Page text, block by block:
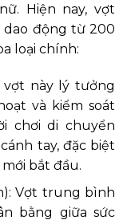
Hiện nay, vợt
động từ 200
loại chính:
vợt này lý tưởng
và kiểm soát
chơi di chuyển
tay, đặc biệt
bắt đầu.
Vợt trung bình
bằng giữa sức